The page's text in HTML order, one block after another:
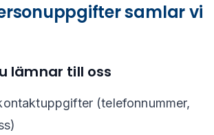
samlar vi
lämnar till oss
(telefonnummer,